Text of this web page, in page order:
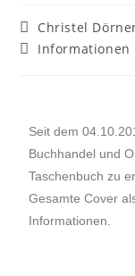
Christel
Informationen
Seit dem
Buchhandel und
Taschenbuch zu
Gesamte Cover
Informationen.